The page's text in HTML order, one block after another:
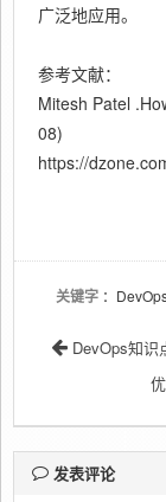
广泛地应用。
参考文献：
Mitesh Patel
08)
https://
关键字 ：
DevOps知
发表评论